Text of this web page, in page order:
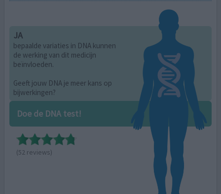
JA
bepaalde variaties in DNA kunnen
de werking van dit medicijn
beïnvloeden.
Geeft jouw DNA je meer kans op
bijwerkingen?
Doe de DNA test!
(52 reviews)